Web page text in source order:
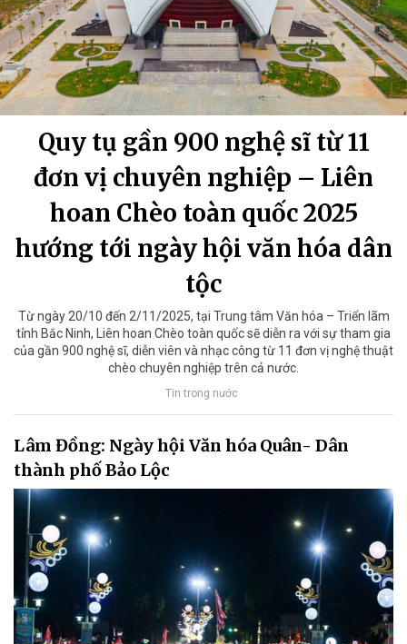
Quy tụ gần 900 nghệ sĩ từ 11
đơn vị chuyên nghiệp – Liên
hoan Chèo toàn quốc 2025
hướng tới ngày hội văn hóa dân
tộc
Từ ngày 20/10 đến 2/11/2025, tại Trung tâm Văn hóa – Triển lãm
tỉnh Bắc Ninh, Liên hoan Chèo toàn quốc sẽ diễn ra với sự tham gia
của gần 900 nghệ sĩ, diễn viên và nhạc công từ 11 đơn vị nghệ thuật
chèo chuyên nghiệp trên cả nước.
Tin trong nước
Lâm Đồng: Ngày hội Văn hóa Quân- Dân
thành phố Bảo Lộc